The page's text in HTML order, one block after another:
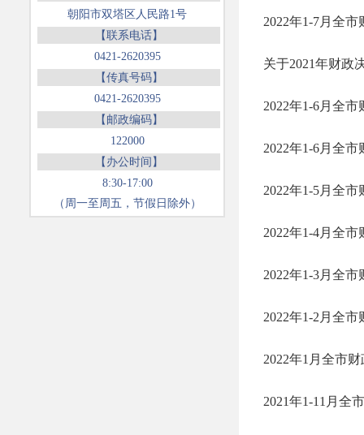
朝阳市双塔区人民路1号
【联系电话】
0421-2620395
【传真号码】
0421-2620395
【邮政编码】
122000
【办公时间】
8:30-17:00
（周一至周五，节假日除外）
2022年1-7月全
关于2021年财政
2022年1-6月全
2022年1-6月全
2022年1-5月全
2022年1-4月全
2022年1-3月全
2022年1-2月全
2022年1月全市
2021年1-11月全